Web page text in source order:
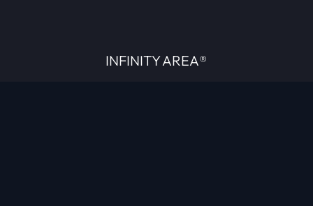
INFINITY AREA®